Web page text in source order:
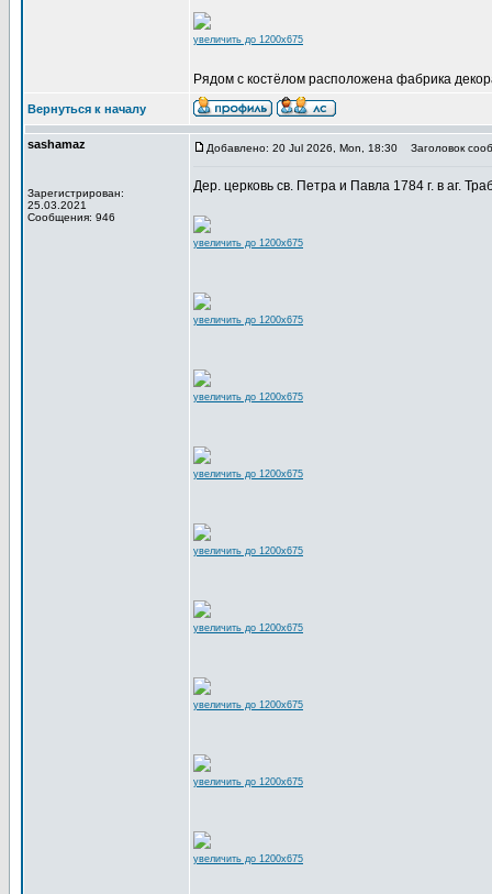
увеличить до 1200x675
Рядом с костёлом расположена фабрика
Вернуться к началу
sashamaz
Зарегистрирован:
25.03.2021
Сообщения: 946
Добавлено: 20 Jul 2026, Mon, 18:30 Заголовок
Дер. церковь св. Петра и Павла 1784 г. в аг.
увеличить до 1200x675
увеличить до 1200x675
увеличить до 1200x675
увеличить до 1200x675
увеличить до 1200x675
увеличить до 1200x675
увеличить до 1200x675
увеличить до 1200x675
увеличить до 1200x675